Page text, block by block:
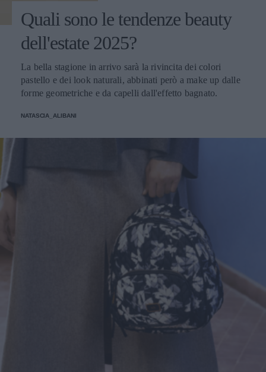
Quali sono le tendenze beauty
dell'estate 2025?
La bella stagione in arrivo sarà la rivincita dei colori
pastello e dei look naturali, abbinati però a make up dalle
forme geometriche e da capelli dall'effetto bagnato.
NATASCIA_ALIBANI